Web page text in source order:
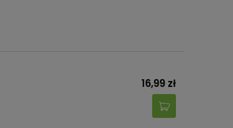
16,99 zł